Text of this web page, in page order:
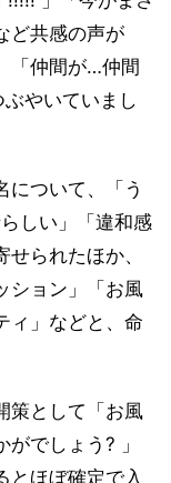
ど共感の声が
「仲間が…仲間
やいていまし
について、「う
しい」「違和感
られたほか、
ション」「お風
ィ」などと、命
策として「お風
でしょう? 」
とほぼ確定で入